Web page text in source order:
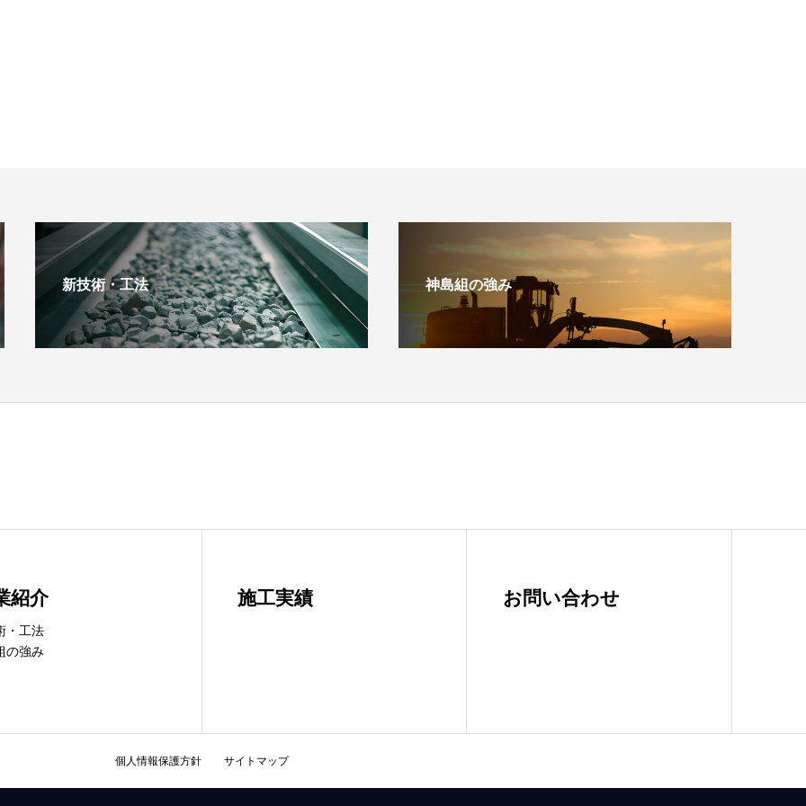
新技術・工法 神島組の強み
紹介
・工法
の強み
施工実績 お問い合わせ
個人情報保護方針 サイトマップ